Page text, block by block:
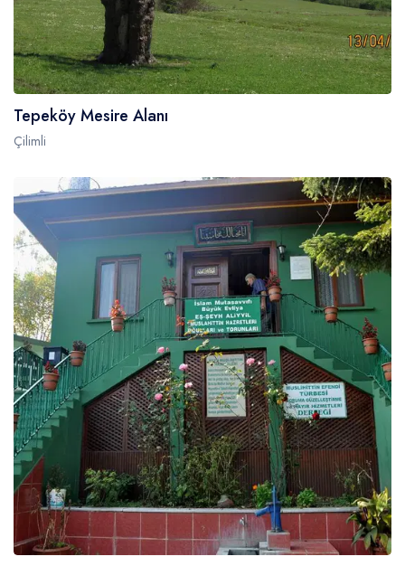
Tepeköy Mesire Alanı
Çilimli